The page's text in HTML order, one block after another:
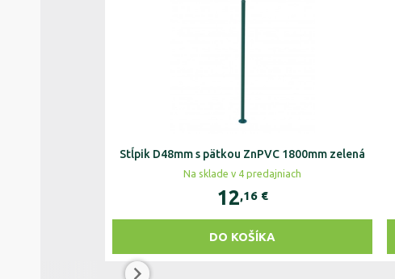
Stĺpik D48mm s pätkou ZnPVC 1800mm zelená
Na sklade v 4 predajniach
12,16 €
DO KOŠÍKA